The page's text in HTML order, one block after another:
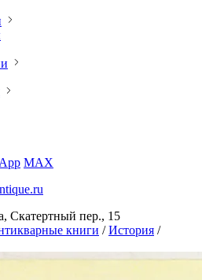
MAX
Скатертный пер., 15
книги / История /